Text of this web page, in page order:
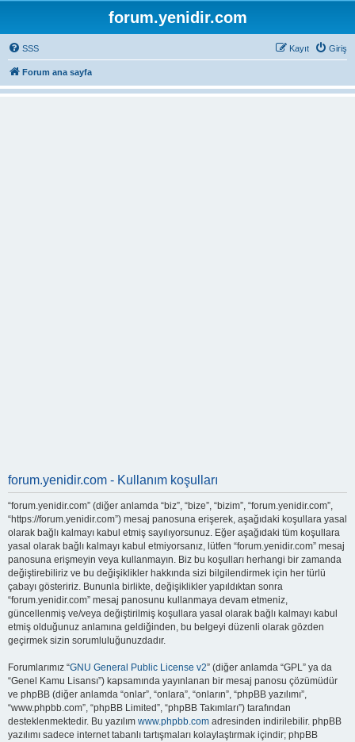
forum.yenidir.com
SSS Giriş
Kayıt
Forum ana sayfa
forum.yenidir.com - Kullanım koşulları
“forum.yenidir.com” (diğer anlamda “biz”, “bize”, “bizim”, “forum.yenidir.com”,
“https://forum.yenidir.com”) mesaj panosuna erişerek, aşağıdaki koşullara yasal
olarak bağlı kalmayı kabul etmiş sayılıyorsunuz. Eğer aşağıdaki tüm koşullara
yasal olarak bağlı kalmayı kabul etmiyorsanız, lütfen “forum.yenidir.com” mesaj
panosuna erişmeyin veya kullanmayın. Biz bu koşulları herhangi bir zamanda
değiştirebiliriz ve bu değişiklikler hakkında sizi bilgilendirmek için her türlü
çabayı gösteririz. Bununla birlikte, değişiklikler yapıldıktan sonra
“forum.yenidir.com” mesaj panosunu kullanmaya devam etmeniz,
güncellenmiş ve/veya değiştirilmiş koşullara yasal olarak bağlı kalmayı kabul
etmiş olduğunuz anlamına geldiğinden, bu belgeyi düzenli olarak gözden
geçirmek sizin sorumluluğunuzdadır.
Forumlarımız “GNU General Public License v2” (diğer anlamda “GPL” ya da
“Genel Kamu Lisansı”) kapsamında yayınlanan bir mesaj panosu çözümüdür
ve phpBB (diğer anlamda “onlar”, “onlara”, “onların”, “phpBB yazılımı”,
“www.phpbb.com”, “phpBB Limited”, “phpBB Takımları”) tarafından
desteklenmektedir. Bu yazılım www.phpbb.com adresinden indirilebilir. phpBB
yazılımı sadece internet tabanlı tartışmaları kolaylaştırmak içindir; phpBB